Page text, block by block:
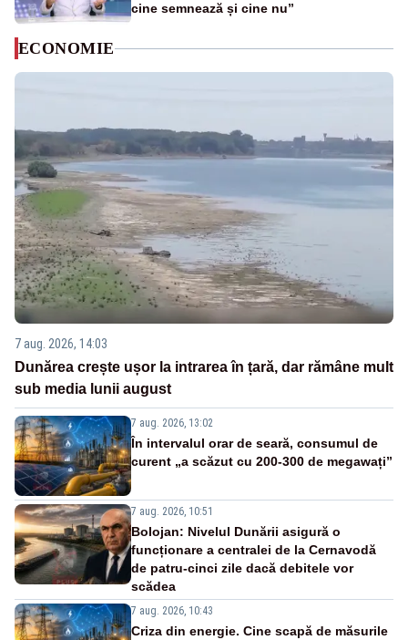
cine semnează și cine nu”
ECONOMIE
7 aug. 2026, 14:03
Dunărea crește ușor la intrarea în țară, dar rămâne mult
sub media lunii august
7 aug. 2026, 13:02
În intervalul orar de seară, consumul de
curent „a scăzut cu 200-300 de megawați”
7 aug. 2026, 10:51
Bolojan: Nivelul Dunării asigură o
funcționare a centralei de la Cernavodă
de patru-cinci zile dacă debitele vor
scădea
7 aug. 2026, 10:43
Criza din energie. Cine scapă de măsurile